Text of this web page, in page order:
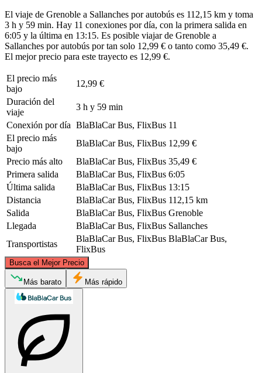
El viaje de Grenoble a Sallanches por autobús es 112,15 km y toma
3 h y 59 min. Hay 11 conexiones por día, con la primera salida en
6:05 y la última en 13:15. Es posible viajar de Grenoble a
Sallanches por autobús por tan solo 12,99 € o tanto como 35,49 €.
El mejor precio para este trayecto es 12,99 €.
El precio más
bajo
12,99 €
Duración del
viaje
3 h y 59 min
Conexión por día BlaBlaCar Bus, FlixBus 11
El precio más
bajo
BlaBlaCar Bus, FlixBus 12,99 €
Precio más alto
BlaBlaCar Bus, FlixBus 35,49 €
Primera salida
BlaBlaCar Bus, FlixBus 6:05
Última salida
BlaBlaCar Bus, FlixBus 13:15
Distancia
BlaBlaCar Bus, FlixBus 112,15 km
Salida
BlaBlaCar Bus, FlixBus Grenoble
Llegada
BlaBlaCar Bus, FlixBus Sallanches
Transportistas
BlaBlaCar Bus, FlixBus BlaBlaCar Bus,
FlixBus
Busca el Mejor Precio
Más barato Más rápido